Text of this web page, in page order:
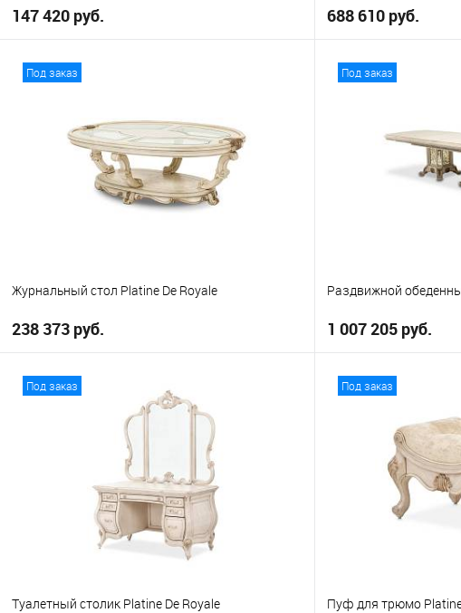
147 420 руб.
В избранное
688 610 руб.
Под заказ
Журнальный стол Platine De Royale
238 373 руб.
Под заказ
Раздвижной
1 007 205 руб.
В избранное
Под заказ
Туалетный столик Platine De Royale
Под заказ
Пуф для трюмо